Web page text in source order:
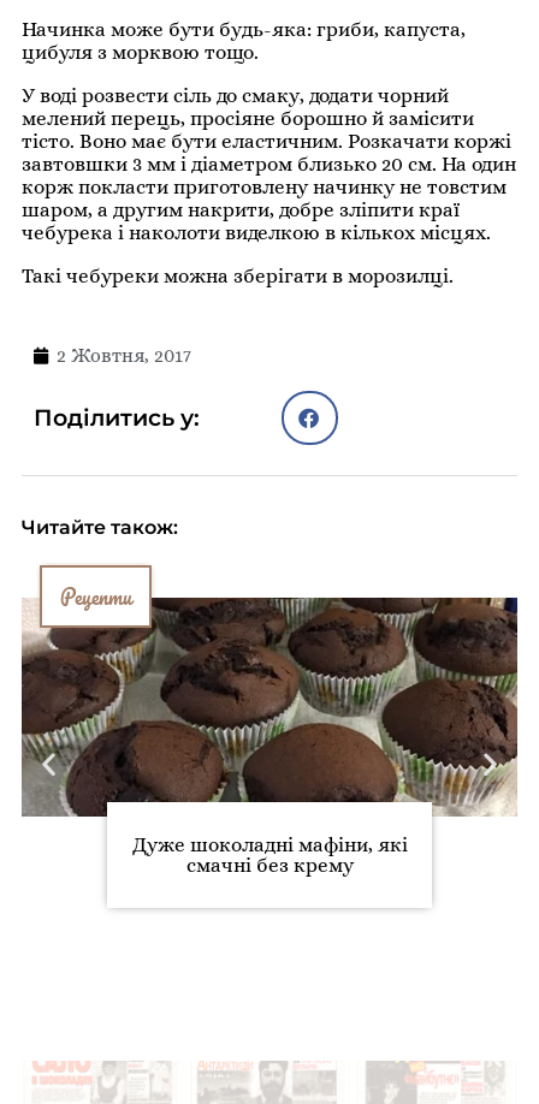
Начинка може бути будь-яка: гриби, капуста,
цибуля з морквою тощо.
У воді розвести сіль до смаку, додати чорний
мелений перець, просіяне борошно й замісити
тісто. Воно має бути еластичним. Розкачати коржі
завтовшки 3 мм і діаметром близько 20 см. На один
корж покласти приготовлену начинку не товстим
шаром, а другим накрити, добре зліпити краї
чебурека і наколоти виделкою в кількох місцях.
Такі чебуреки можна зберігати в морозилці.
2 Жовтня, 2017
Поділитись у:
Читайте також:
Рецепти
Дуже шоколадні мафіни, які
смачні без крему